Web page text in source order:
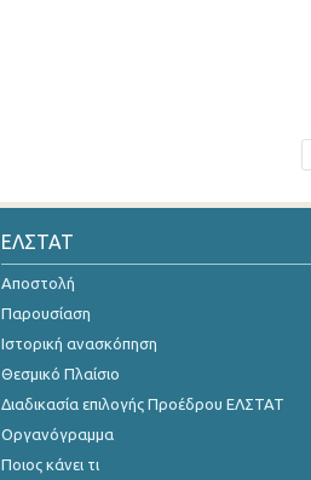
ΕΛΣΤΑΤ
Αποστολή
Παρουσίαση
Ιστορική ανασκόπηση
Θεσμικό Πλαίσιο
Διαδικασία επιλογής Προέδρου ΕΛΣΤΑΤ
Οργανόγραμμα
Ποιος κάνει τι